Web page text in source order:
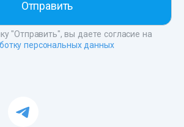
"Отправить", вы даете согласие на
персональных данных